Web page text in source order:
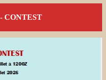
CONTEST